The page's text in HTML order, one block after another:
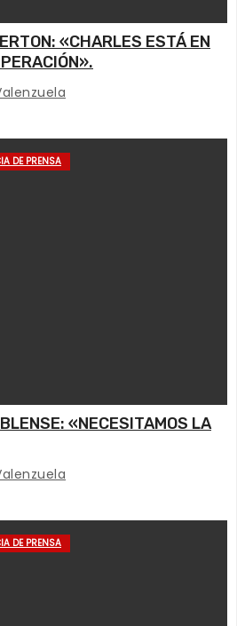
«CHARLES ESTÁ EN
DE PRENSA
«NECESITAMOS LA
DE PRENSA